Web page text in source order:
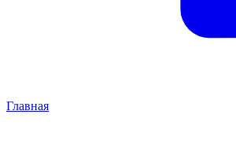
Главная